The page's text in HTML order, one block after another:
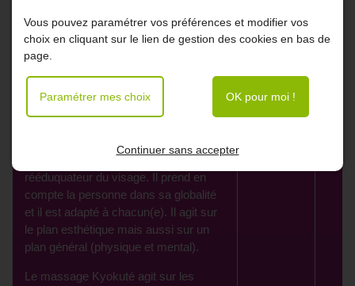
Kyokuté signifie littéralement «
musique » Kyoku des « mains » Te.
Le kyokuté est un massage liftant
enchaînement de mouvements
rééduquateur du visage. Il prend en
compte la personne dans sa globalité
et il est adapté à chacun(e). Il agit sur
le plan esthétique mais aussi sur un
plan général (physique et mental).
Le massage Kyokuté agit sur les
80€
Vous pouvez paramétrer vos préférences et modifier vos
choix en cliquant sur le lien de gestion des cookies en bas de
page.
Paramétrer mes choix OK pour moi !
Continuer sans accepter